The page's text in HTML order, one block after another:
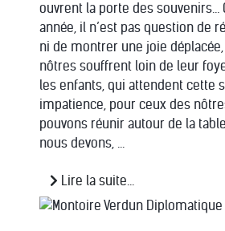
ouvrent la porte des souvenirs…
année, il n’est pas question de
ni de montrer une joie
nôtres souffrent loin de leur
les enfants, qui attendent cette
impatience, pour ceux des
pouvons réunir autour de la
nous devons, ...
Lire la suite...